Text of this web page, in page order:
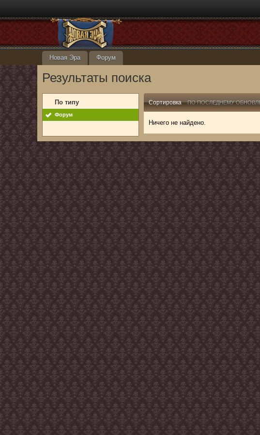
Новая Эра Форум
Результаты поиска
По типу
Форум
Сортировка ПО ПОСЛЕДНЕМУ
Ничего не найдено.